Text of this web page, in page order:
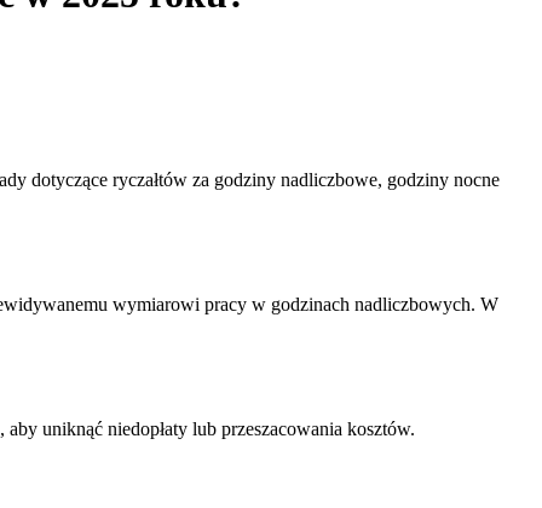
dotyczące ryczałtów za godziny nadliczbowe, godziny nocne
wymiarowi pracy w godzinach nadliczbowych. W
uniknąć niedopłaty lub przeszacowania kosztów.